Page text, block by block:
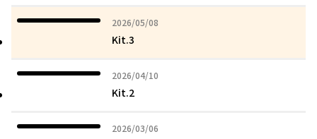
2026/05/08
2026年05月08日
Kit.3
2026/04/10
2026年04月10日
Kit.2
2026/03/06
2026年03月06日